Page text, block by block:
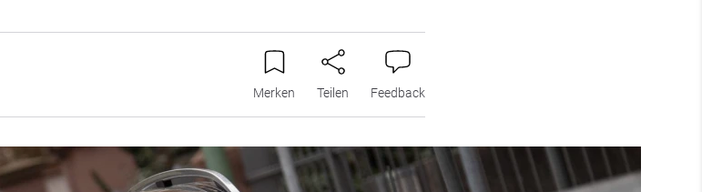
Merken Teilen Feedback